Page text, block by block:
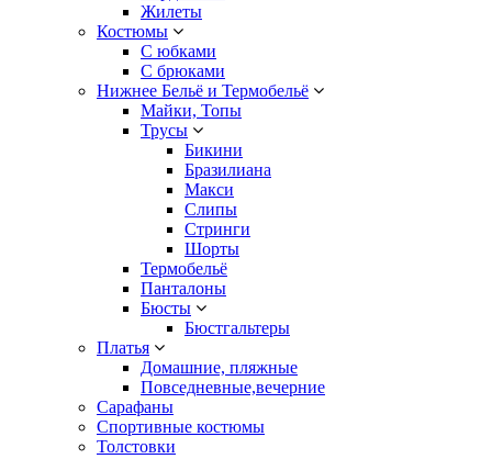
Жилеты
Костюмы
С юбками
С брюками
Нижнее Бельё и Термобельё
Майки, Топы
Трусы
Бикини
Бразилиана
Макси
Слипы
Стринги
Шорты
Термобельё
Панталоны
Бюсты
Бюстгальтеры
Платья
Домашние, пляжные
Повседневные,вечерние
Сарафаны
Спортивные костюмы
Толстовки